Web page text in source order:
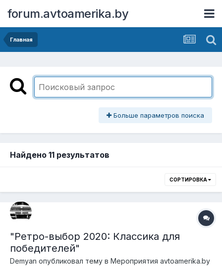
forum.avtoamerika.by
Главная
Больше параметров поиска
Найдено 11 результатов
СОРТИРОВКА
"Ретро-выбор 2020: Классика для
победителей"
Demyan опубликовал тему в Мероприятия avtoamerika.by